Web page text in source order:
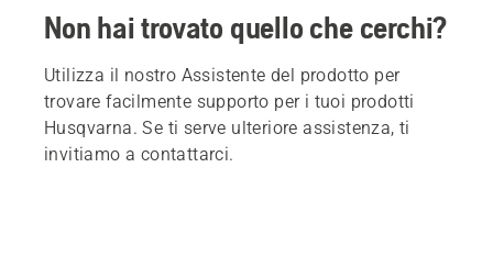
Non hai trovato quello che cerchi?
Utilizza il nostro Assistente del prodotto per
trovare facilmente supporto per i tuoi prodotti
Husqvarna. Se ti serve ulteriore assistenza, ti
invitiamo a contattarci.